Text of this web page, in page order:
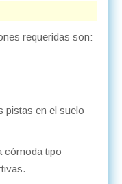
requeridas son:
pistas en el suelo
cómoda tipo